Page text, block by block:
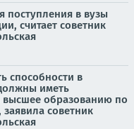
поступления в вузы
считает советник
способности в
иметь
высшее образованию по
советник